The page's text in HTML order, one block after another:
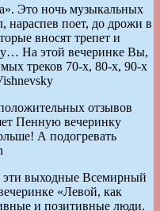
Это ночь музыкальных
нараспев поет, до дрожи в
вносят трепет и
На этой вечеринке Вы,
треков 70-х, 80-х, 90-х
отзывов
Пенную вечеринку
А подогревать
выходные Всемирный
«Левой, как
и позитивные люди.